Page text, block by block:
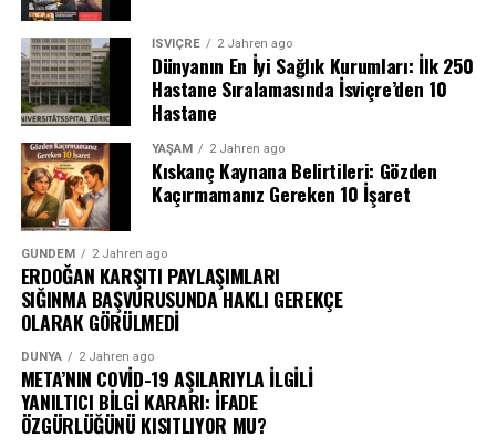
İSVIÇRE 2 Jahren ago
Dünyanın En İyi Sağlık Kurumları: İlk 250
Hastane Sıralamasında İsviçre’den 10
Hastane
YAŞAM 2 Jahren ago
Kıskanç Kaynana Belirtileri: Gözden
Kaçırmamanız Gereken 10 İşaret
GÜNDEM 2 Jahren ago
ERDOĞAN KARŞITI PAYLAŞIMLARI
SIĞINMA BAŞVURUSUNDA HAKLI GEREKÇE
OLARAK GÖRÜLMEDİ
DÜNYA 2 Jahren ago
META’NIN COVİD-19 AŞILARIYLA İLGİLİ
YANILTICI BİLGİ KARARI: İFADE
ÖZGÜRLÜĞÜNÜ KISITLIYOR MU?